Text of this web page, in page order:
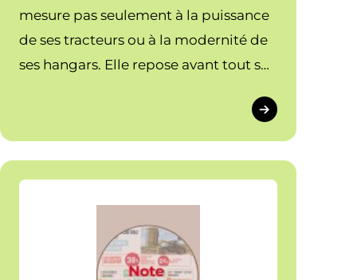
mesure pas seulement à la puissance
de ses tracteurs ou à la modernité de
ses hangars. Elle repose avant tout sur
Qu’il s’agisse l’adhérent bénévole, de
la secrétaire comptable ou du salarié
sur le terrain, la reconnaissance est le
ciment de notre collectif. Retour sur
voie à un projet régional FACT.